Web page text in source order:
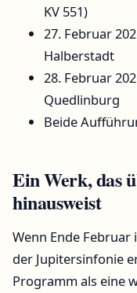
KV 551)
27. Februar
Halberstadt
28. Februar
Quedlinburg
Beide
Ein Werk, das
hinausweist
Wenn Ende
der Jupitersinfonie
Programm als eine